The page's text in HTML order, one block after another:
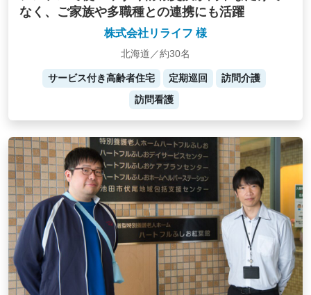
なく、ご家族や多職種との連携にも活躍
株式会社リライフ 様
北海道／約30名
サービス付き高齢者住宅 定期巡回
訪問介護
訪問看護